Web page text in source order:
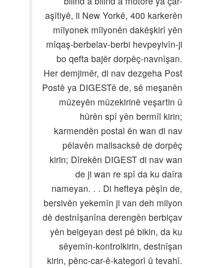
aşîtiyê, li New Yorkê, 400 karkerên
mîlyonek mîlyonên dakêşkirî yên
mîqaş-berbelav-berbi hevpeyivîn-ji
bo qefta bajêr dorpêç-navnîşan.
Her demjimêr, di nav dezgeha Post
Postê ya DIGESTê de, sê meşanên
mûzeyên mûzekirinê veşartin û
hûrên spî yên bermîl kirin;
karmendên postal ên wan di nav
pêlavên mailsacksê de dorpêç
kirin; Dîrekên DIGEST di nav wan
de ji wan re spî da ku daîra
nameyan. . . Di hefteya pêşîn de,
bersivên yekemîn ji van deh milyon
dê destnîşanîna derengên berbiçav
yên belgeyan dest pê bikin, da ku
sêyemîn-kontrolkirin, destnîşan
kirin, pênc-car-ê-kategorî û tevahî.